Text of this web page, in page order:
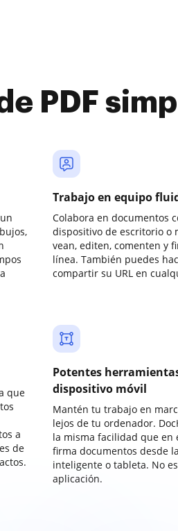
PDF
Trabajo en equipo
Colabora en documentos
dispositivo de escritorio o
vean, editen, comenten y
línea. También puedes
compartir su URL en
que
a
de
Potentes
dispositivo móvil
Mantén tu trabajo en
lejos de tu ordenador.
la misma facilidad que en
firma documentos desde
inteligente o tableta. No
aplicación.